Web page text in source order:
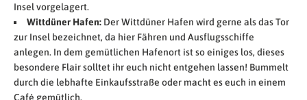
Insel vorgelagert.
Wittdüner Hafen: Der Wittdüner Hafen wird gerne als das Tor
zur Insel bezeichnet, da hier Fähren und Ausflugsschiffe
anlegen. In dem gemütlichen Hafenort ist so einiges los, dieses
besondere Flair solltet ihr euch nicht entgehen lassen! Bummelt
durch die lebhafte Einkaufsstraße oder macht es euch in einem
Café gemütlich.